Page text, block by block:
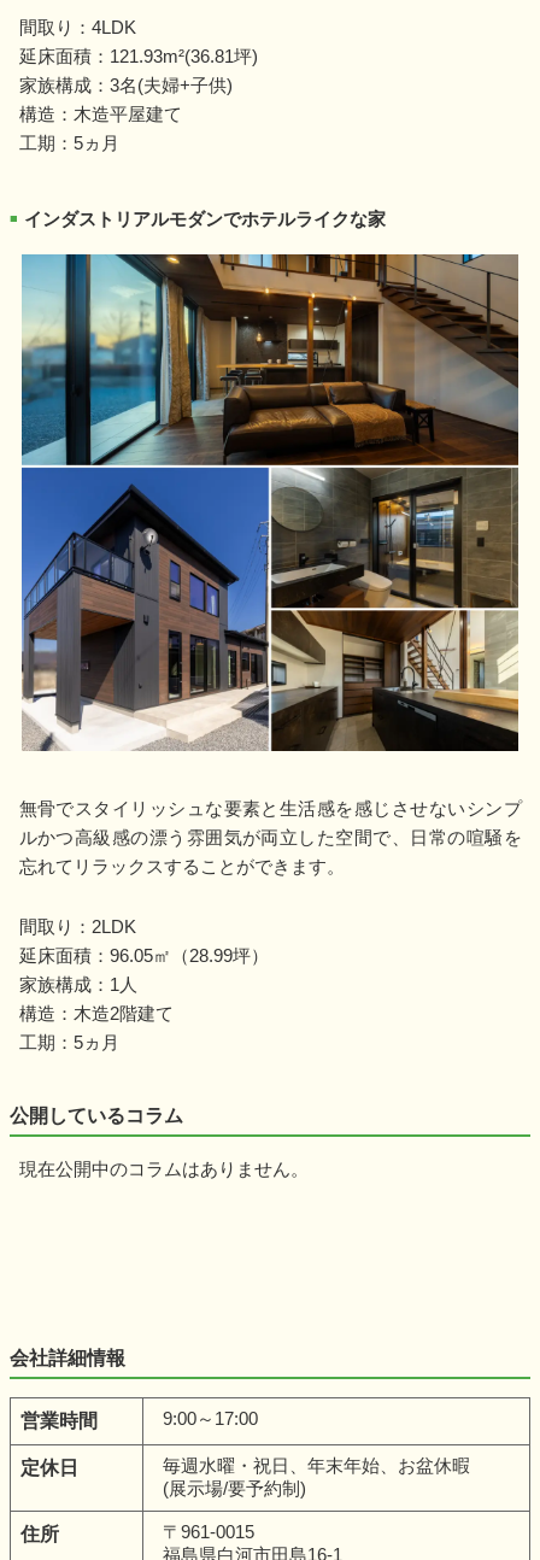
間取り：4LDK
延床面積：121.93m²(36.81坪)
家族構成：3名(夫婦+子供)
構造：木造平屋建て
工期：5ヵ月
■ インダストリアルモダンでホテルライクな家
無骨でスタイリッシュな要素と生活感を感じさせないシンプ
ルかつ高級感の漂う雰囲気が両立した空間で、日常の喧騒を
忘れてリラックスすることができます。
間取り：2LDK
延床面積：96.05㎡（28.99坪）
家族構成：1人
構造：木造2階建て
工期：5ヵ月
公開しているコラム
現在公開中のコラムはありません。
会社詳細情報
営業時間 9:00～17:00
定休日
毎週水曜・祝日、年末年始、お盆休暇
(展示場/要予約制)
住所
〒961-0015
福島県白河市田島16-1